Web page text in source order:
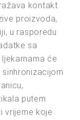
kontakt
proizvoda,
u rasporedu
sa
će
putem
vrijeme koje